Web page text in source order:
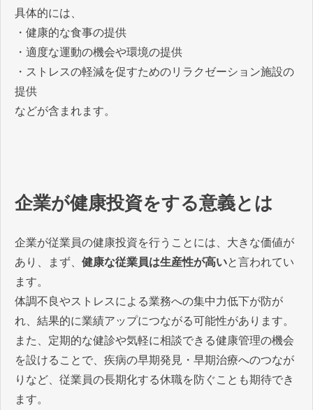
具体的には、
・健康的な食事の提供
・適度な運動の機会や環境の提供
・ストレスの軽減を促すためのリラクゼーション施設の
提供
などが含まれます。
企業が健康投資をする意義とは
企業が従業員の健康投資を行うことには、大きな価値が
あり、まず、 健康な従業員は生産性が高いと言われてい
ます。
体調不良やストレスによる業務への集中力低下が防が
れ、結果的に業績アップにつながる可能性があります。
また、定期的な健診や気軽に相談できる健康管理の機会
を設けることで、疾病の早期発見・早期治療へのつなが
りなど、従業員の長期化する休職を防ぐことも期待でき
ます。